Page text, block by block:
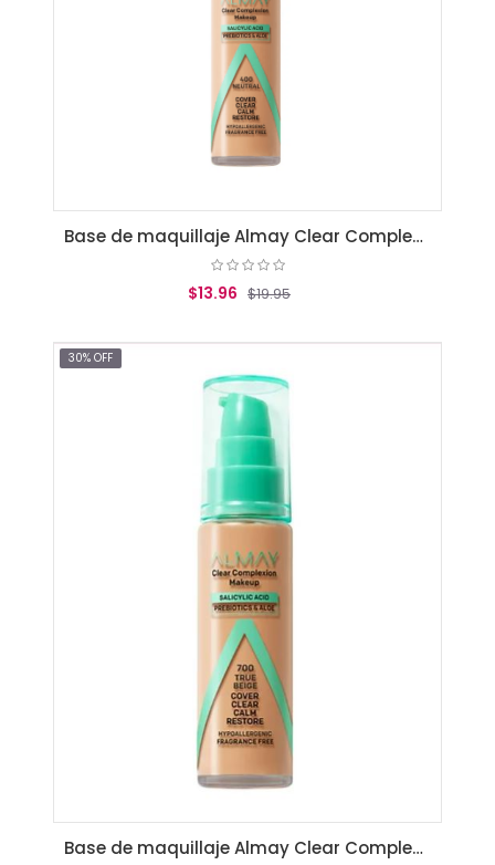
Base de maquillaje Almay Clear Complexion Neutral
$13.96 $19.95
30% OFF
Base de maquillaje Almay Clear Complexion True beige